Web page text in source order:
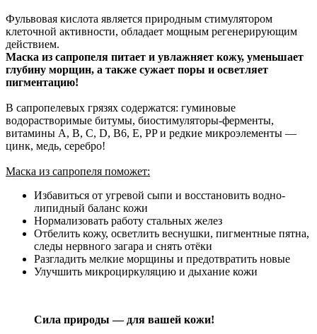
Фульвовая кислота является природным стимулятором
клеточной активности, обладает мощным регенерирующим
действием.
Маска из сапропеля питает и увлажняет кожу, уменьшает
глубину морщин, а также сужает поры и осветляет
пигментацию!
В сапропелевых грязях содержатся: гуминовые
водорастворимые битумы, биостимуляторы-ферменты,
витамины А, В, С, D, B6, E, PP и редкие микроэлементы —
цинк, медь, серебро!
Маска из сапропеля поможет:
Избавиться от угревой сыпи и восстановить водно-
липидный баланс кожи
Нормализовать работу стальных желез
Отбелить кожу, осветлить веснушки, пигментные пятна,
следы нервного загара и снять отёки
Разгладить мелкие морщины и предотвратить новые
Улучшить микроциркуляцию и дыхание кожи
Сила природы — для вашей кожи!